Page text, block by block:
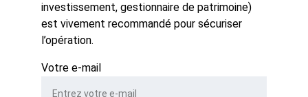
investissement, gestionnaire de patrimoine)
est vivement recommandé pour sécuriser
l’opération.
Votre e-mail